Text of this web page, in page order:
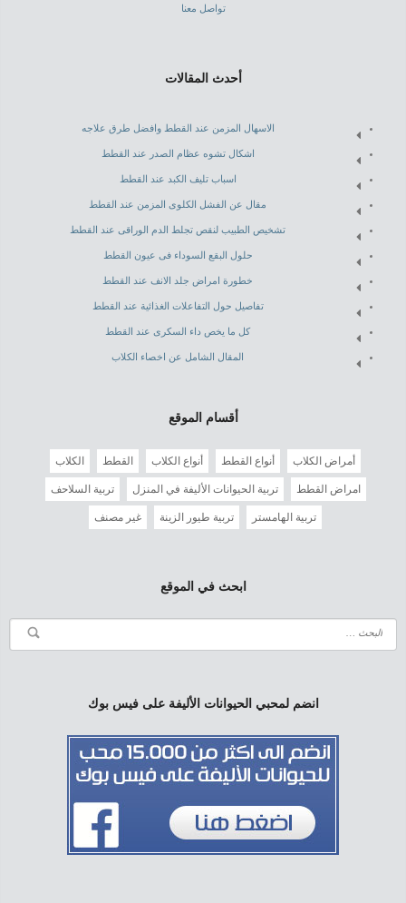
تواصل معنا
أحدث المقالات
الاسهال المزمن عند القطط وافضل طرق علاجه
اشكال تشوه عظام الصدر عند القطط
اسباب تليف الكبد عند القطط
مقال عن الفشل الكلوى المزمن عند القطط
تشخيص الطبيب لنقص تجلط الدم الوراقى عند القطط
حلول البقع السوداء فى عيون القطط
خطورة امراض جلد الانف عند القطط
تفاصيل حول التفاعلات الغذائية عند القطط
كل ما يخص داء السكرى عند القطط
المقال الشامل عن اخصاء الكلاب
أقسام الموقع
أمراض الكلاب أنواع القطط أنواع الكلاب القطط الكلاب
امراض القطط تربية الحيوانات الأليفة في المنزل تربية السلاحف
تربية الهامستر تربية طيور الزينة غير مصنف
ابحث في الموقع
انضم لمحبي الحيوانات الأليفة على فيس بوك